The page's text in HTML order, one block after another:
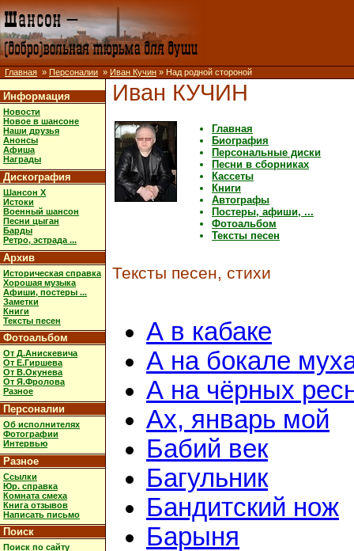
Главная » Персоналии » Иван Кучин » Над родной стороной
Информация
Новости
Новое в шансоне
Наши друзья
Анонсы
Афиша
Награды
Дискография
Шансон X
Истоки
Военный шансон
Песни цыган
Барды
Ретро, эстрада ...
Архив
Историческая справка
Хорошая музыка
Афиши, постеры ...
Заметки
Книги
Тексты песен
Фотоальбом
От Д.Анискевича
От Е.Гиршева
От В.Окунева
От Я.Фролова
Разное
Персоналии
Об исполнителях
Фотографии
Интервью
Разное
Ссылки
Юр. справка
Комната смеха
Книга отзывов
Написать письмо
Поиск
Поиск по сайту
Иван КУЧИН
Главная
Биография
Персональные диски
Песни в сборниках
Кассеты
Книги
Автографы
Постеры, афиши, ...
Фотоальбом
Тексты песен
Тексты песен, стихи
А в кабаке
А на бокале
А на чёрных
Ах, январь мой
Бабий век
Багульник
Бандитский нож
Барыня